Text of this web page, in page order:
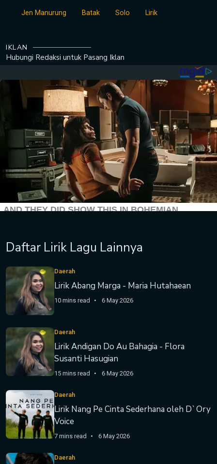
Jen Manurung Batak Solo Lirik
IKLAN
Hubungi Redaksi untuk Pasang Iklan
Daftar Lirik Lagu Lainnya
Daerah
Lirik Abang Marga - Maria Hutahaean
10 mins read 6 May 2026
Daerah
Lirik Andigan Do Au Bahagia - Flora
Susanti Hasugian
15 mins read 6 May 2026
Daerah
Lirik Nang Pe Cinta Sederhana oleh D`Ory
Voice
7 mins read 6 May 2026
Daerah